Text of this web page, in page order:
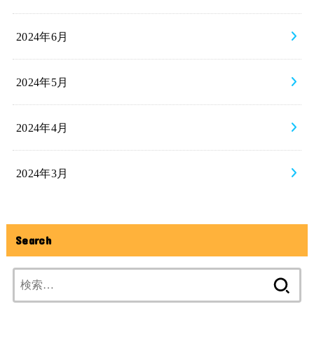
2024年6月
2024年5月
2024年4月
2024年3月
Search
索: